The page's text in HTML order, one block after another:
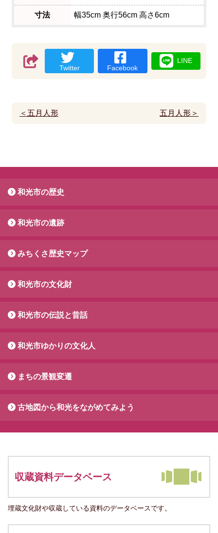
寸法 幅35cm 奥行56cm 高さ6cm
Twitter Facebook
LINE
＜五月人形 五月人形＞
和光市の歴史
和光市の遺跡
みちくさ歴史マップ
和光市の文化財
和光市の伝説と昔話
和光市ゆかりの文化人
まちの景観変遷
古地図から和光をながめてみよう
収蔵資料データベース
埋蔵文化財や収蔵している資料のデータベースです。